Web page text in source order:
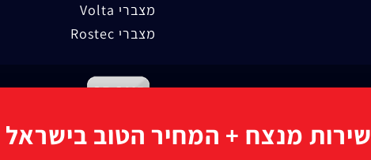
מצברי Volta
מצברי Rostec
שירות מנצח + המחיר הטוב בישראל